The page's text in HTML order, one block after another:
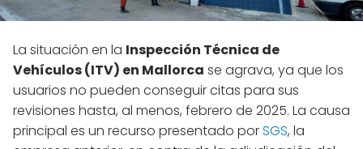
La situación en la Inspección Técnica de
Vehículos (ITV) en Mallorca se agrava, ya que los
usuarios no pueden conseguir citas para sus
revisiones hasta, al menos, febrero de 2025. La causa
principal es un recurso presentado porSGS, la